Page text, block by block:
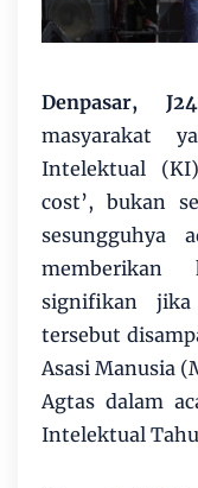
Denpasar, J24
masyarakat
Intelektual
cost’, bukan
sesungguhya
memberikan
signifikan
tersebut
Asasi Manusia
Agtas dalam
Intelektual